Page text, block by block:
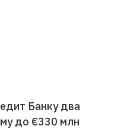
Банку два
до €330 млн